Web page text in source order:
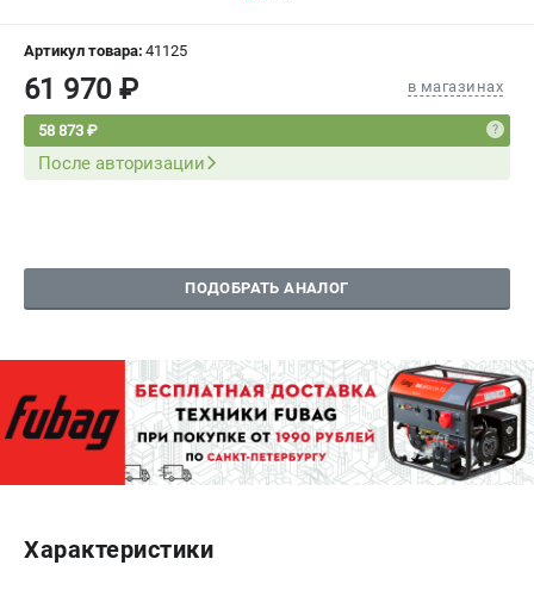
СЕРВИС
МАГАЗИНЫ
ПОДДЕРЖКА
ИНФОРМАЦИЯ
Пользовательское соглашение
Способы оплаты
Генераторы бензиновые
Артикул товара: 41125
61 970 ₽ в магазинах
58 873 ₽
После авторизации
ПОДОБРАТЬ АНАЛОГ
Характеристики